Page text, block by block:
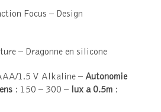
Focus – Design
– Dragonne en silicone
1.5 V Alkaline –Autonomie
: 150 – 300 – lux a 0.5m :